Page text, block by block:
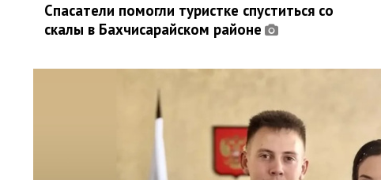
Спасатели помогли туристке спуститься со
скалы в Бахчисарайском районе